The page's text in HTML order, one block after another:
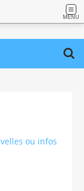
MENU
ou infos